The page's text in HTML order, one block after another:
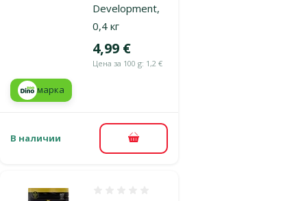
Development,
0,4 кг
Цена
4,99 €
Цена за 100 g: 1,2 €
марка
В наличии В корзину